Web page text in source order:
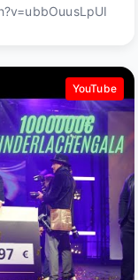
YouTube